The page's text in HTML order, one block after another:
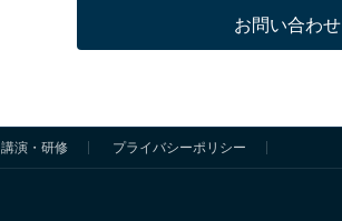
お問い合わせ
講演・研修 プライバシーポリシー